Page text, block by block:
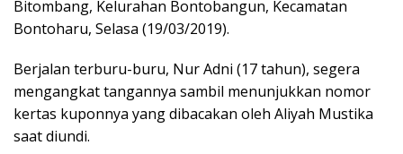
Bitombang, Kelurahan Bontobangun, Kecamatan
Bontoharu, Selasa (19/03/2019).
Berjalan terburu-buru, Nur Adni (17 tahun), segera
mengangkat tangannya sambil menunjukkan nomor
kertas kuponnya yang dibacakan oleh Aliyah Mustika
saat diundi.